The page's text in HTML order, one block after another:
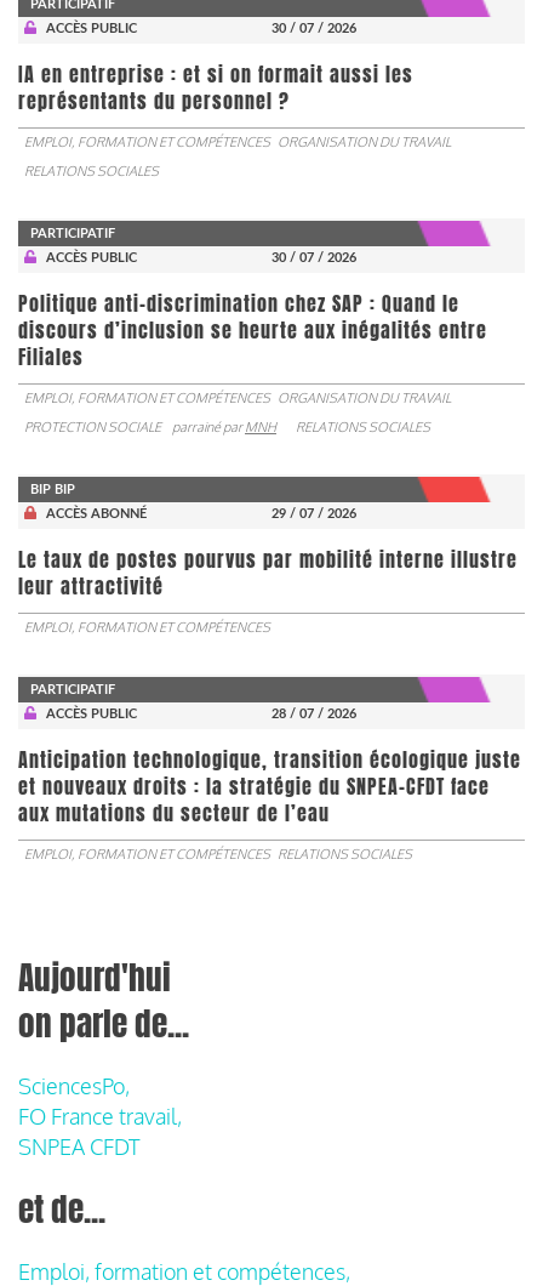
PARTICIPATIF
ACCÈS PUBLIC
30 / 07 / 2026
IA en entreprise : et si on formait aussi les
représentants du personnel ?
EMPLOI, FORMATION ET COMPÉTENCES ORGANISATION DU TRAVAIL
RELATIONS SOCIALES
PARTICIPATIF
ACCÈS PUBLIC
30 / 07 / 2026
Politique anti-discrimination chez SAP : Quand le
discours d’inclusion se heurte aux inégalités entre
Filiales
EMPLOI, FORMATION ET COMPÉTENCES ORGANISATION DU TRAVAIL
PROTECTION SOCIALE
parrainé parMNH RELATIONS SOCIALES
BIP BIP
ACCÈS ABONNÉ
29 / 07 / 2026
Le taux de postes pourvus par mobilité interne illustre
leur attractivité
EMPLOI, FORMATION ET COMPÉTENCES
PARTICIPATIF
ACCÈS PUBLIC
28 / 07 / 2026
Anticipation technologique, transition écologique juste
et nouveaux droits : la stratégie du SNPEA-CFDT face
aux mutations du secteur de l’eau
EMPLOI, FORMATION ET COMPÉTENCES RELATIONS SOCIALES
Aujourd'hui
on parle de...
SciencesPo,
FO France travail,
SNPEA CFDT
et de...
Emploi, formation et compétences,